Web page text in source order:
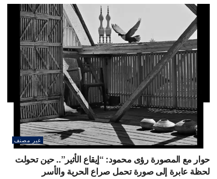
غير مصنف
حوار مع المصورة رؤى محمود: “إيقاع الأثير”.. حين تحولت
لحظة عابرة إلى صورة تحمل صراع الحرية والأسر